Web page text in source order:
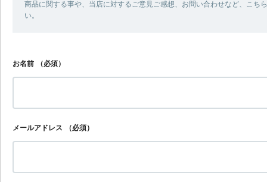
商品に関する事や、当店に対するご意見ご感想、お問い合わせなど、こち
い。
お名前 （必須）
メールアドレス （必須）